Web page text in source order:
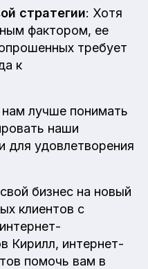
стратегии: Хотя
фактором, ее
требует
к
лучше понимать
наши
для удовлетворения
бизнес на новый
клиентов с
Кирилл, интернет-
помочь вам в